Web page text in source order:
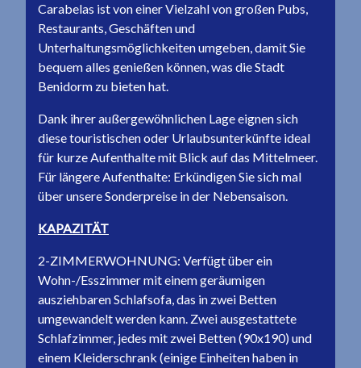
Carabelas ist von einer Vielzahl von großen Pubs,
Restaurants, Geschäften und
Unterhaltungsmöglichkeiten umgeben, damit Sie
bequem alles genießen können, was die Stadt
Benidorm zu bieten hat.
Dank ihrer außergewöhnlichen Lage eignen sich
diese touristischen oder Urlaubsunterkünfte ideal
für kurze Aufenthalte mit Blick auf das Mittelmeer.
Für längere Aufenthalte: Erkündigen Sie sich mal
über unsere Sonderpreise in der Nebensaison.
KAPAZITÄT
2-ZIMMERWOHNUNG: Verfügt über ein
Wohn-/Esszimmer mit einem geräumigen
ausziehbaren Schlafsofa, das in zwei Betten
umgewandelt werden kann. Zwei ausgestattete
Schlafzimmer, jedes mit zwei Betten (90x190) und
einem Kleiderschrank (einige Einheiten haben in